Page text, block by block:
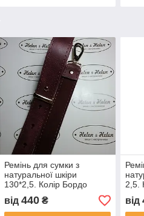
Ремінь для сумки з
натуральної шкіри
130*2,5. Колір Бордо
від 440₴
2,5.
від